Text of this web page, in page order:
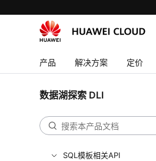
产品 解决方案 定价
数据湖探索 DLI
增强型跨源连接相关API
弹性资源池相关API
SQL作业相关API
SQL模板相关API